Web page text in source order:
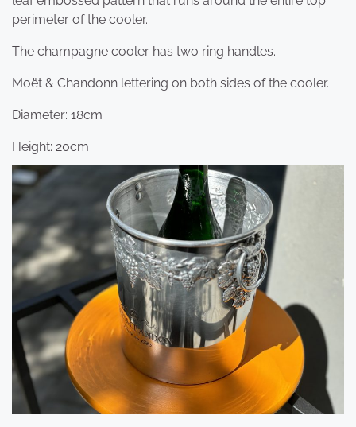
perimeter of the cooler.
The champagne cooler has two ring handles.
Moët & Chandonn lettering on both sides of the cooler.
Diameter: 18cm
Height: 20cm